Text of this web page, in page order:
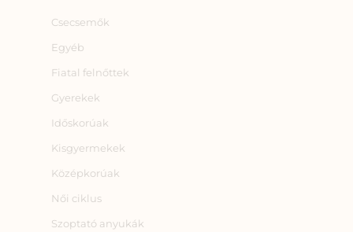
Csecsemők
Egyéb
Fiatal felnőttek
Gyerekek
Időskorúak
Kisgyermekek
Középkorúak
Női ciklus
Szoptató anyukák